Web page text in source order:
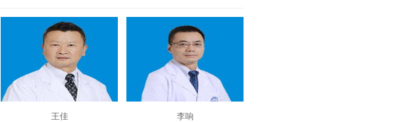
王佳 李响